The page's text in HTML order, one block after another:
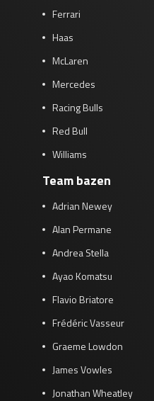
Race
GP QATAR 2026
Kwalificatie
Ferrari
Haas
McLaren
Mercedes
Racing Bulls
Red Bull
Williams
Team bazen
Adrian Newey
Alan Permane
Andrea Stella
Ayao Komatsu
Flavio Briatore
Frédéric Vasseur
Graeme Lowdon
James Vowles
Jonathan Wheatley